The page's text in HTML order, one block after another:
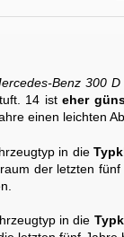
Benz 300 D
14 isteher
einen leichten
in die
der letzten
in die